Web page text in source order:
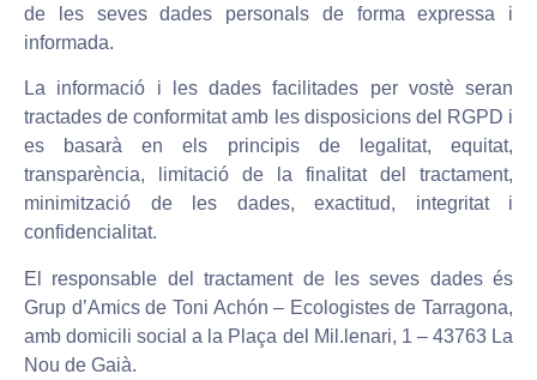
de les seves dades personals de forma expressa i
informada.
La informació i les dades facilitades per vostè seran
tractades de conformitat amb les disposicions del RGPD i
es basarà en els principis de legalitat, equitat,
transparència, limitació de la finalitat del tractament,
minimització de les dades, exactitud, integritat i
confidencialitat.
El responsable del tractament de les seves dades és
Grup d’Amics de Toni Achón – Ecologistes de Tarragona,
amb domicili social a la Plaça del Mil.lenari, 1 – 43763 La
Nou de Gaià.